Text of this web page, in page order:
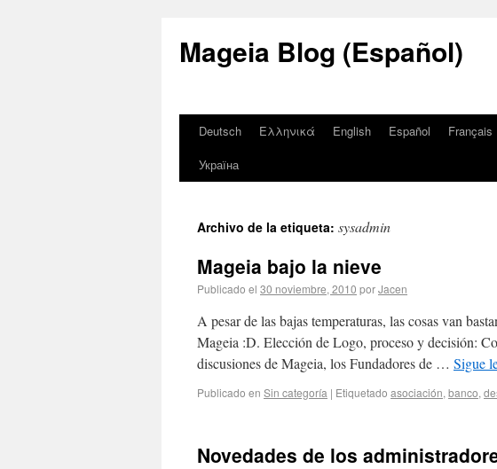
Mageia Blog (Español)
Deutsch Ελληνικά English Español Français
Україна
Archivo de la etiqueta: sysadmin
Mageia bajo la nieve
Publicado el 30 noviembre, 2010 porJacen
A pesar de las bajas temperaturas, las cosas van
Mageia :D. Elección de Logo, proceso y decisión:
discusiones de Mageia, los Fundadores de … Sigue
Publicado en Sin categoría | Etiquetado asociación, banco,
Novedades de los